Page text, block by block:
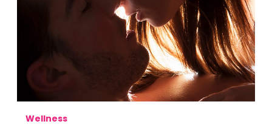
Wellness